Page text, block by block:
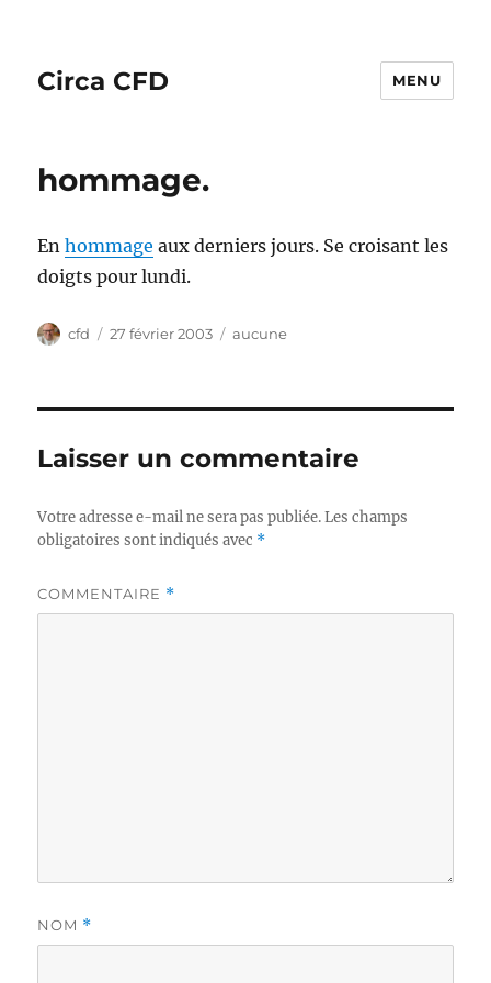
Circa CFD MENU
hommage.
Enhommage aux derniers jours. Se croisant les
doigts pour lundi.
Auteur
cfd
Publié
27 février 2003 Catégories
aucune
Laisser un commentaire
Votre adresse e-mail ne sera pas publiée. Les champs
obligatoires sont indiqués avec *
COMMENTAIRE *
NOM *